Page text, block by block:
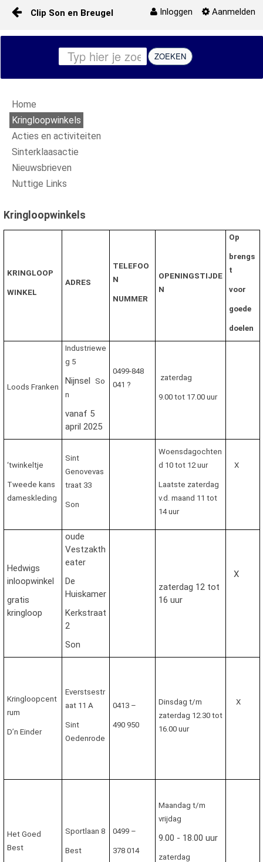
Naar content
Inloggen Aanmelden
Clip Son en Breugel
Start
Kringloopwinkels
Acties en activiteiten
Media
Nuttige links
Nieuwsbrieven
ZOEKEN
Home
Kringloopwinkels
Acties en activiteiten
Sinterklaasactie
Nieuwsbrieven
Nuttige Links
Kringloopwinkels
KRINGLOOP
WINKEL
ADRES
TELEFOO
N
NUMMER
OPENINGSTIJDE
N
Op
brengs
t
voor
goede
doelen
Loods Franken
Industriewe
g 5
Nijnsel
So
n
vanaf 5
april 2025
0499-848
041 ?
zaterdag
9.00 tot 17.00 uur
‘twinkeltje
Tweede kans
dameskleding
Sint
Genovevas
traat 33
Son
Woensdagochten
d 10 tot 12 uur
Laatste zaterdag
v.d. maand 11 tot
14 uur
X
Hedwigs
inloopwinkel
gratis
kringloop
oude
Vestzakth
eater
De
Huiskamer
Kerkstraat
2
Son
zaterdag 12 tot
16 uur
X
Kringloopcent
rum
D’n Einder
Everstsestr
aat 11 A
Sint
Oedenrode
0413 –
490 950
Dinsdag t/m
zaterdag 12.30 tot
16.00 uur
X
Het Goed
Best
Sportlaan 8
Best
0499 –
378 014
Maandag t/m
vrijdag
9.00 - 18.00 uur
zaterdag